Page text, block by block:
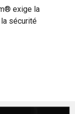
exige la
sécurité